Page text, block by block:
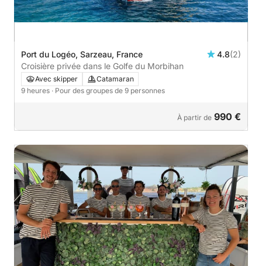
Port du Logéo, Sarzeau, France 4.8(2)
Croisière privée dans le Golfe du Morbihan
Avec skipper
Catamaran
9 heures · Pour des groupes de 9 personnes
À partir de 990 €